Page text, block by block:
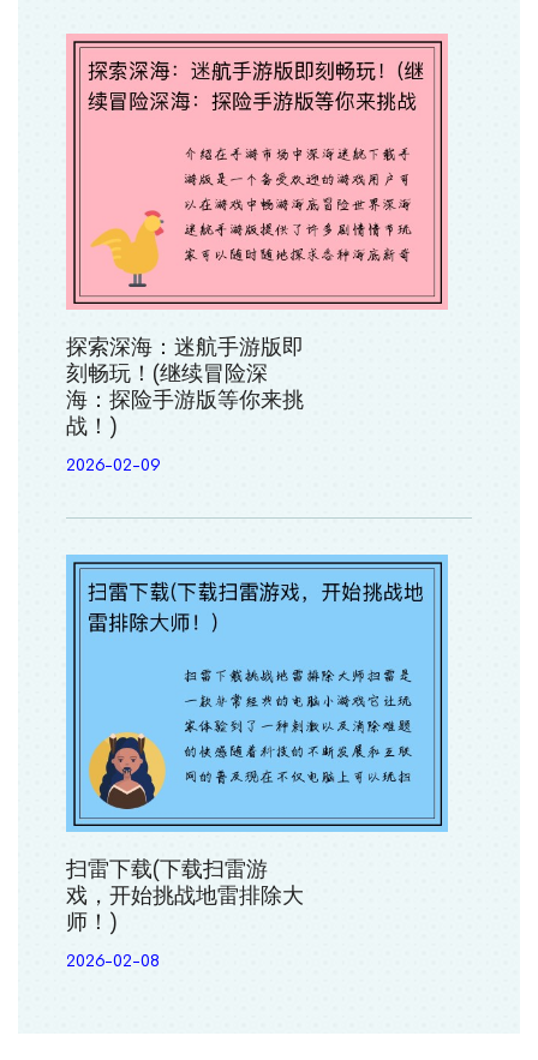
探索深海：迷航手游版即
刻畅玩！(继续冒险深
海：探险手游版等你来挑
战！)
2026-02-09
扫雷下载(下载扫雷游
戏，开始挑战地雷排除大
师！)
2026-02-08